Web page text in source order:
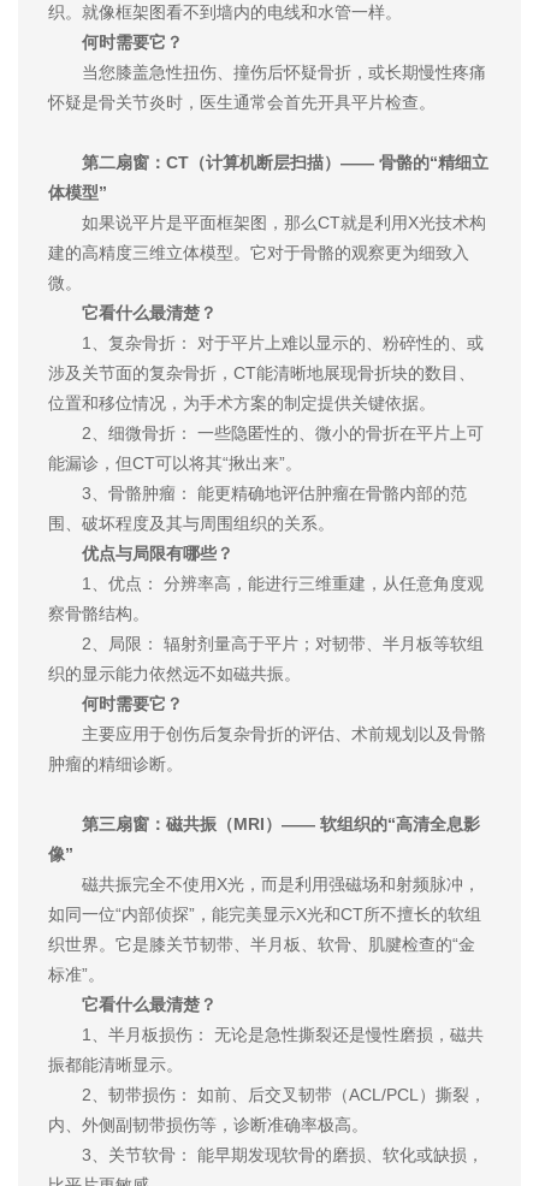
织。就像框架图看不到墙内的电线和水管一样。
何时需要它？
当您膝盖急性扭伤、撞伤后怀疑骨折，或长期慢性疼痛
怀疑是骨关节炎时，医生通常会首先开具平片检查。
第二扇窗：CT（计算机断层扫描）—— 骨骼的“精细立
体模型”
如果说平片是平面框架图，那么CT就是利用X光技术构
建的高精度三维立体模型。它对于骨骼的观察更为细致入
微。
它看什么最清楚？
1、复杂骨折： 对于平片上难以显示的、粉碎性的、或
涉及关节面的复杂骨折，CT能清晰地展现骨折块的数目、
位置和移位情况，为手术方案的制定提供关键依据。
2、细微骨折： 一些隐匿性的、微小的骨折在平片上可
能漏诊，但CT可以将其“揪出来”。
3、骨骼肿瘤： 能更精确地评估肿瘤在骨骼内部的范
围、破坏程度及其与周围组织的关系。
优点与局限有哪些？
1、优点： 分辨率高，能进行三维重建，从任意角度观
察骨骼结构。
2、局限： 辐射剂量高于平片；对韧带、半月板等软组
织的显示能力依然远不如磁共振。
何时需要它？
主要应用于创伤后复杂骨折的评估、术前规划以及骨骼
肿瘤的精细诊断。
第三扇窗：磁共振（MRI）—— 软组织的“高清全息影
像”
磁共振完全不使用X光，而是利用强磁场和射频脉冲，
如同一位“内部侦探”，能完美显示X光和CT所不擅长的软组
织世界。它是膝关节韧带、半月板、软骨、肌腱检查的“金
标准”。
它看什么最清楚？
1、半月板损伤： 无论是急性撕裂还是慢性磨损，磁共
振都能清晰显示。
2、韧带损伤： 如前、后交叉韧带（ACL/PCL）撕裂，
内、外侧副韧带损伤等，诊断准确率极高。
3、关节软骨： 能早期发现软骨的磨损、软化或缺损，